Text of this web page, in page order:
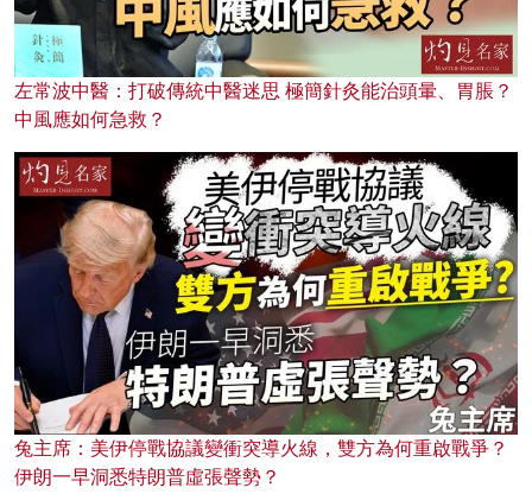
左常波中醫：打破傳統中醫迷思 極簡針灸能治頭暈、胃脹？
中風應如何急救？
兔主席：美伊停戰協議變衝突導火線，雙方為何重啟戰爭？
伊朗一早洞悉特朗普虛張聲勢？